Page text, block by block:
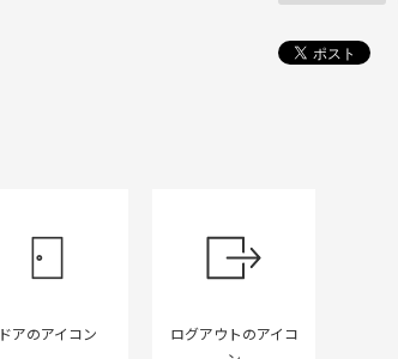
ドアのアイコン
ログアウトのアイコ